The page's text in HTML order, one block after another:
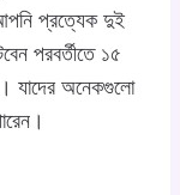
প্রত্যেক দুই
পরবর্তীতে ১৫
যাদের অনেকগুলো